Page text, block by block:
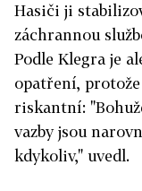
Hasiči ji
záchrannou
Podle Klegra je
opatření,
riskantní:
vazby jsou
kdykoliv," uvedl.